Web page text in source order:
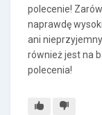
polecenie!
naprawdę
ani
również jest na
polecenia!